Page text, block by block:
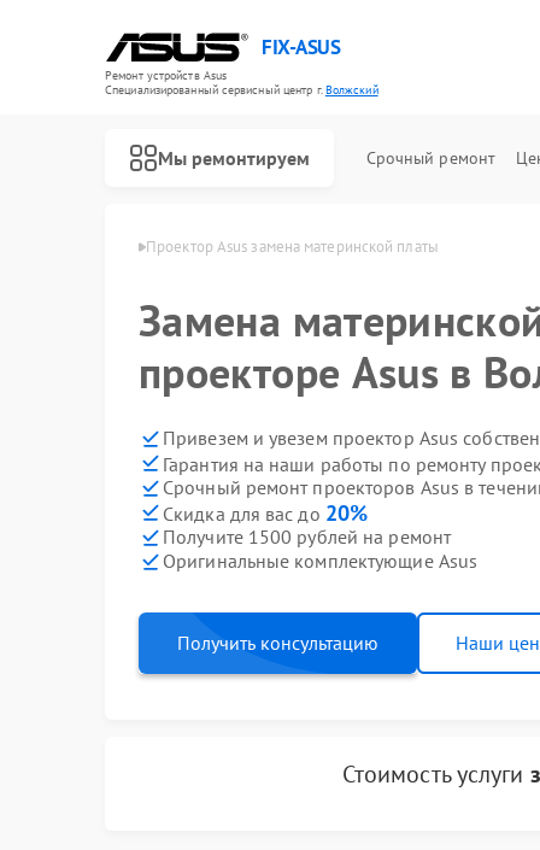
FIX-ASUS
Ремонт устройств Asus
Специализированный cервисный центр г.Волжский
Мы ремонтируем Срочный ремонт
Asus в Волжском Проектор Asus замена материнской платы
Замена
проекторе Asus в
Привезем и увезем проектор Asus
Гарантия на наши работы по ремонту
Срочный ремонт проекторов Asus в
Скидка для вас до 20%
Получите 1500 рублей на ремонт
Оригинальные комплектующие Asus
Получить консультацию Наши
Стоимость услуги